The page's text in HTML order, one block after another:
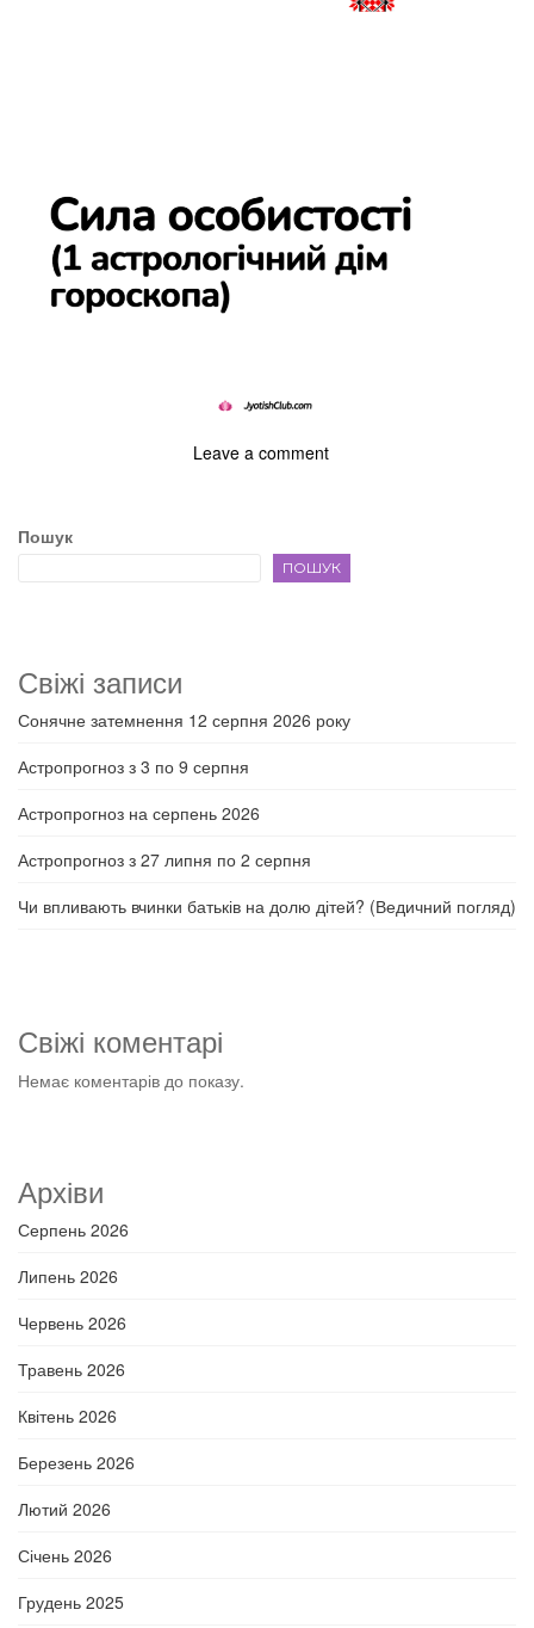
Leave a comment
Пошук
ПОШУК
Свіжі записи
Сонячне затемнення 12 серпня 2026 року
Астропрогноз з 3 по 9 серпня
Астропрогноз на серпень 2026
Астропрогноз з 27 липня по 2 серпня
Чи впливають вчинки батьків на долю дітей? (Ведичний погляд)
Свіжі коментарі
Немає коментарів до показу.
Архіви
Серпень 2026
Липень 2026
Червень 2026
Травень 2026
Квітень 2026
Березень 2026
Лютий 2026
Січень 2026
Грудень 2025